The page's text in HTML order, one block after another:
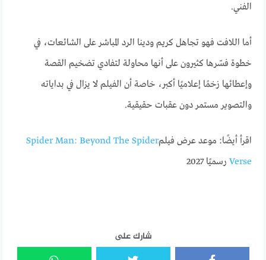
الفني.
أما اللافت فهو تجاهل كريم ودينا الرد المباشر على الشائعات، في
خطوة فسّرها كثيرون على أنها محاولة لتفادي تضخيم القصة
وإعطائها زخمًا إعلاميًا أكبر، خاصة أن الفيلم لا يزال في بداياته
والتصوير مستمر دون عقبات حقيقية.
اقرأ أيضًا: موعد عرض فيلمSpider Man: Beyond The Spider
Verse رسميًا 2027
شارك على